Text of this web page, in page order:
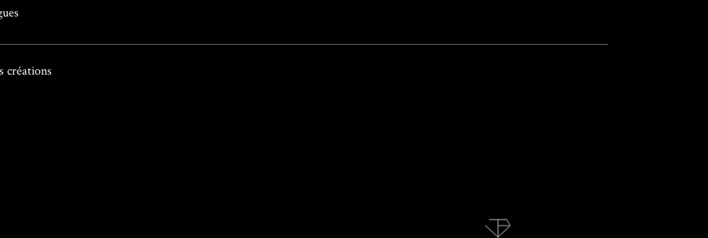
créations